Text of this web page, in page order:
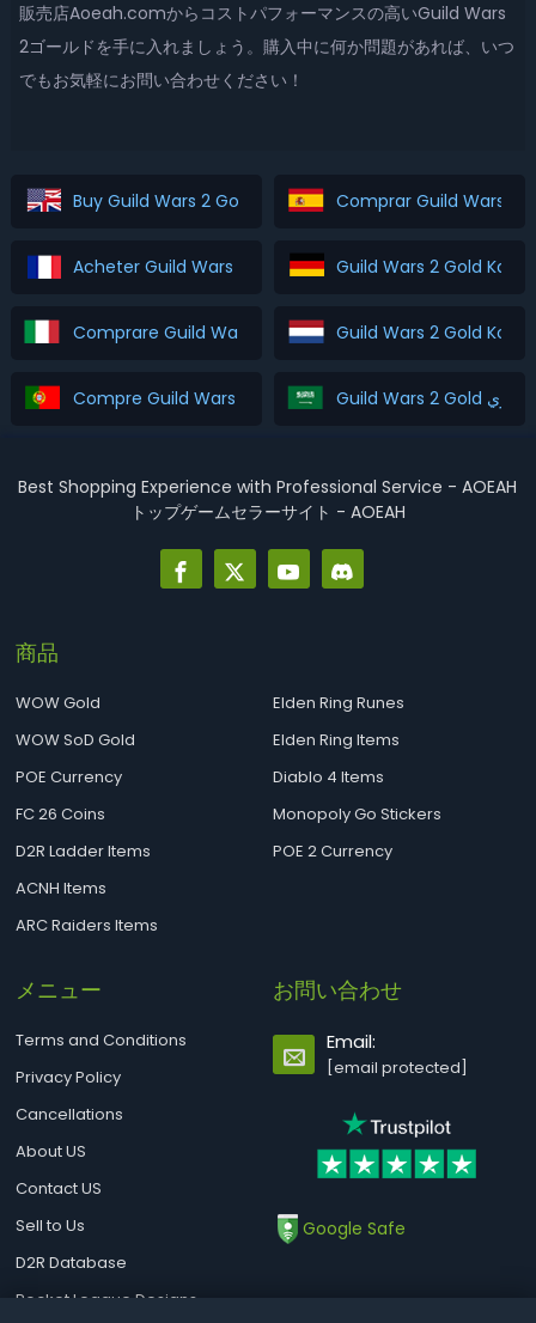
販売店Aoeah.comからコストパフォーマンスの高いGuild Wars
2ゴールドを手に入れましょう。購入中に何か問題があれば、いつ
でもお気軽にお問い合わせください！
Buy Guild Wars 2 Gold Comprar Guild Wars 2
Acheter Guild Wars 2 Gold Guild Wars 2 Gold
Comprare Guild Wars 2 Gold Guild Wars 2 Gold
Compre Guild Wars 2 Gold Guild Wars 2 Gold اشتري
Best Shopping Experience with Professional Service - AOEAH
トップゲームセラーサイト - AOEAH
商品
WOW Gold
WOW SoD Gold
POE Currency
FC 26 Coins
D2R Ladder Items
ACNH Items
ARC Raiders Items
Elden Ring Runes
Elden Ring Items
Diablo 4 Items
Monopoly Go Stickers
POE 2 Currency
メニュー
Terms and Conditions
Privacy Policy
Cancellations
About US
Contact US
Sell to Us
D2R Database
Rocket League Designs
お問い合わせ
Email:
[email protected]
Google Safe